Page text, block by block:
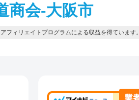
商会-大阪市
フィリエイトプログラムによる収益を得ています。